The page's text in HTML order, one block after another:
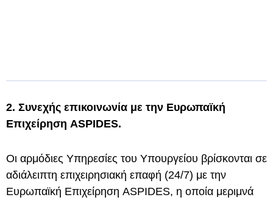
2. Συνεχής επικοινωνία με την Ευρωπαϊκή
Επιχείρηση ASPIDES.
Οι αρμόδιες Υπηρεσίες του Υπουργείου βρίσκονται σε
αδιάλειπτη επιχειρησιακή επαφή (24/7) με την
Ευρωπαϊκή Επιχείρηση ASPIDES, η οποία μεριμνά